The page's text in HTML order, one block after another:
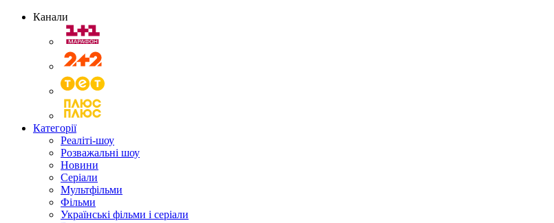
Канали
Категорії
Реаліті-шоу
Розважальні шоу
Новини
Серіали
Мультфільми
Фільми
Українські фільми і серіали